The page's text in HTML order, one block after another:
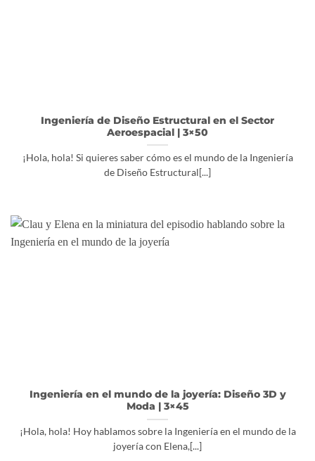
Ingeniería de Diseño Estructural en el Sector
Aeroespacial | 3×50
¡Hola, hola! Si quieres saber cómo es el mundo de la Ingeniería
de Diseño Estructural[...]
Ingeniería en el mundo de la joyería: Diseño 3D y
Moda | 3×45
¡Hola, hola! Hoy hablamos sobre la Ingeniería en el mundo de la
joyería con Elena,[...]